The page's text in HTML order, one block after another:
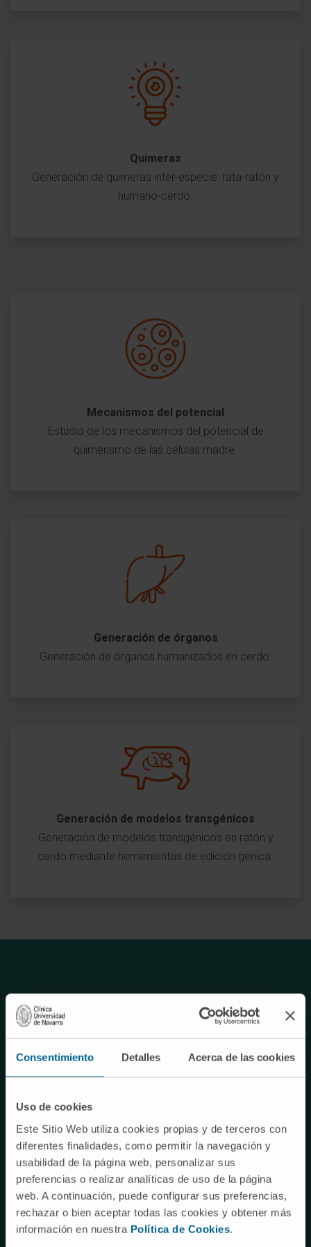
Consentimiento Detalles Acerca de las cookies
Uso de cookies
Este Sitio Web utiliza cookies propias y de terceros con
diferentes finalidades, como permitir la navegación y
usabilidad de la página web, personalizar sus
preferencias o realizar analíticas de uso de la página
web. A continuación, puede configurar sus preferencias,
rechazar o bien aceptar todas las cookies y obtener más
información en nuestra Política de Cookies.
Quimeras
Generación de quimeras inter-especie: rata-ratón y
humano-cerdo.
Mecanismos del potencial
Estudio de los mecanismos del potencial de
quimerismo de las células madre.
Generación de órganos
Generación de órganos humanizados en cerdo.
Generación de modelos transgénicos
Generación de modelos transgénicos en ratón y
cerdo mediante herramientas de edición génica.
Bioingeniería avanzada
BIOHEART
Nuestro grupo de investigación coordina el
proyecto de I+D BIOHEART, un estudio
colaborativo de bioingeniería avanzada para
desarrollar tejido cardíaco mediante el uso de
células madre cardíacas y tecnología de edición
génica.